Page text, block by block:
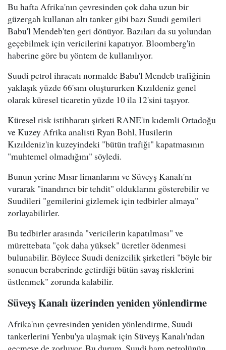
Bu hafta Afrika'nın çevresinden çok daha uzun bir
güzergah kullanan altı tanker gibi bazı Suudi gemileri
Babu'l Mendeb'ten geri dönüyor. Bazıları da su yolundan
geçebilmek için vericilerini kapatıyor. Bloomberg'in
haberine göre bu yöntem de kullanılıyor.
Suudi petrol ihracatı normalde Babu'l Mendeb trafiğinin
yaklaşık yüzde 66'sını oluştururken Kızıldeniz genel
olarak küresel ticaretin yüzde 10 ila 12'sini taşıyor.
Küresel risk istihbaratı şirketi RANE'in kıdemli Ortadoğu
ve Kuzey Afrika analisti Ryan Bohl, Husilerin
Kızıldeniz'in kuzeyindeki "bütün trafiği" kapatmasının
"muhtemel olmadığını" söyledi.
Bunun yerine Mısır limanlarını ve Süveyş Kanalı'nı
vurarak "inandırıcı bir tehdit" olduklarını gösterebilir ve
Suudileri "gemilerini gizlemek için tedbirler almaya"
zorlayabilirler.
Bu tedbirler arasında "vericilerin kapatılması" ve
mürettebata "çok daha yüksek" ücretler ödenmesi
bulunabilir. Böylece Suudi denizcilik şirketleri "böyle bir
sonucun beraberinde getirdiği bütün savaş risklerini
üstlenmek" zorunda kalabilir.
Süveyş Kanalı üzerinden yeniden yönlendirme
Afrika'nın çevresinden yeniden yönlendirme, Suudi
tankerlerini Yenbu'ya ulaşmak için Süveyş Kanalı'ndan